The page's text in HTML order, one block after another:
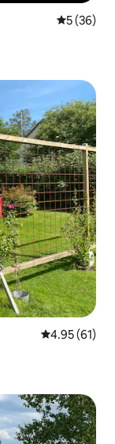
คะแนนเฉลี่
5 (36)
คะแนนเฉลี่ย
4.95 (61)